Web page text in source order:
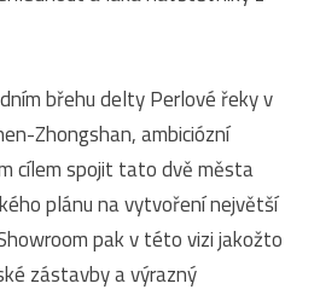
břehu delty Perlové řeky v
Zhongshan, ambiciózní
cílem spojit tato dvě města
plánu na vytvoření největší
pak v této vizi jakožto
zástavby a výrazný